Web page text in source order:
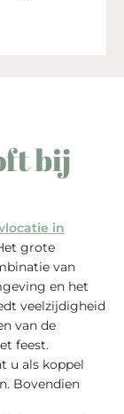
bij
in
grote
van
en het
veelzijdigheid
van de
feest.
u als koppel
Bovendien